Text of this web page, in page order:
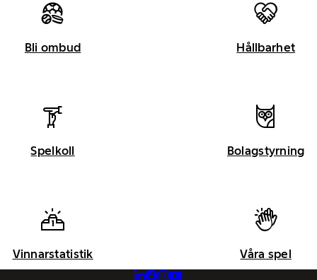
Bli ombud Hållbarhet
Spelkoll Bolagstyrning
Vinnarstatistik Våra spel